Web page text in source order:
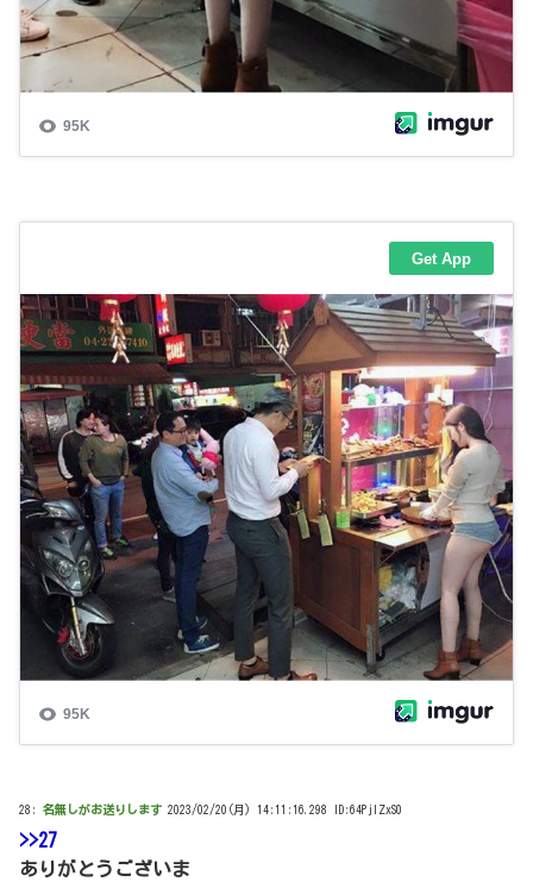
28: 名無しがお送りします 2023/02/20(月) 14:11:16.298 ID:64PjIZxS0
>>27
ありがとうございま